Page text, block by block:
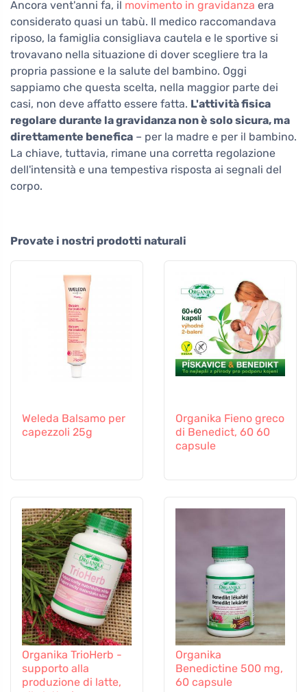
Ancora vent'anni fa, il movimento in gravidanza era
considerato quasi un tabù. Il medico raccomandava
riposo, la famiglia consigliava cautela e le sportive si
trovavano nella situazione di dover scegliere tra la
propria passione e la salute del bambino. Oggi
sappiamo che questa scelta, nella maggior parte dei
casi, non deve affatto essere fatta. L'attività fisica
regolare durante la gravidanza non è solo sicura, ma
direttamente benefica – per la madre e per il bambino.
La chiave, tuttavia, rimane una corretta regolazione
dell'intensità e una tempestiva risposta ai segnali del
corpo.
Provate i nostri prodotti naturali
Weleda Balsamo per
capezzoli 25g
Organika Fieno greco
di Benedict, 60 60
capsule
Organika TrioHerb -
supporto alla
produzione di latte,
Organika
Benedictine 500 mg,
60 capsule